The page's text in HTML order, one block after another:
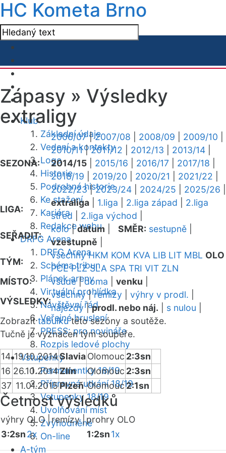
HC Kometa Brno
Klub
Základní údaje
Vedení a kontakty
Logo
Historie
Podrobná historie
Ke stažení
Kariéra
Redakce webu
DRFG Arena
DRFG Arena
Schéma tribun
Plánek areny
Virtuální prohlídka
Návštěvní řád
Veřejné bruslení
PRESS: pro novináře
Rozpis ledové plochy
Vstupenky
Permanentky 18/19
Přípravná utkání 18/19
Vstupenky 18/19
Uvolňování míst
Zvýhodněné
On-line
A-tým
Zápasy » Výsledky
extraligy
SEZONA:
2006/07|2007/08 2008/09 2009/10
2010/11|2011/12 2012/13 2013/14
2014/15
2015/16 2016/17 2017/18
2018/19
2019/20 2020/21 2021/22
2022/23|2023/24 2024/25 2025/26
LIGA:
extraliga 1.liga 2.liga západ
2.liga
střed
2.liga východ
SEŘADIT:
kolo|datum SMĚR: sestupně
vzestupně
TÝM:
všechny HKM KOM KVA LIB LIT MBL OLO
PCE PLZ SLA SPA TRI VIT ZLN
MÍSTO:
všude|doma venku
VÝSLEDKY:
všechny|remízy výhry v prodl.
nájezdy|prodl. nebo náj. s nulou
Zobrazittabulkutéto sezóny a soutěže.
Tučně je vyznačen tým soupeře.
14 19.10.2014SlaviaOlomouc 2:3sn
16 26.10.2014Zlín Olomouc 2:3sn
37 11.01.2015Plzeň Olomouc2:1sn
Četnost výsledků
výhry OLO |remízy |prohry OLO
3:2sn2x 1:2sn1x